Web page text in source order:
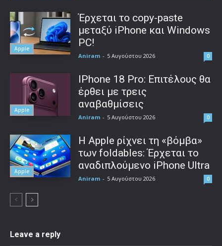
Apple
Έρχεται το copy-paste
μεταξύ iPhone και Windows
PC!
Aniram - 5 Αυγούστου 2026 0
Apple
IPhone 18 Pro: Επιτέλους θα
έρθει με τρεις
αναβαθμίσεις
Aniram - 5 Αυγούστου 2026 0
Apple
Η Apple ρίχνει τη «βόμβα»
των foldables: Έρχεται το
αναδιπλούμενο iPhone Ultra
Aniram - 5 Αυγούστου 2026 0
Leave a reply